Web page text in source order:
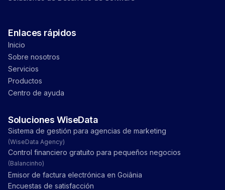
Enlaces rápidos
Inicio
Sobre nosotros
Servicios
Productos
Centro de ayuda
Soluciones WiseData
Sistema de gestión para agencias de marketing
(WiseData Agency)
Control financiero gratuito para pequeños negocios
(Balancinho)
Emisor de factura electrónica en Goiânia
Encuestas de satisfacción